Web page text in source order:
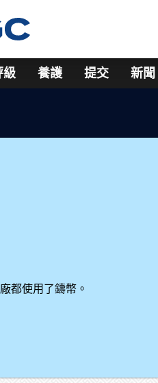
級 養護 提交 新聞
都使用了鑄幣。